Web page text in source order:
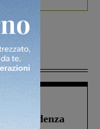
la scadenza